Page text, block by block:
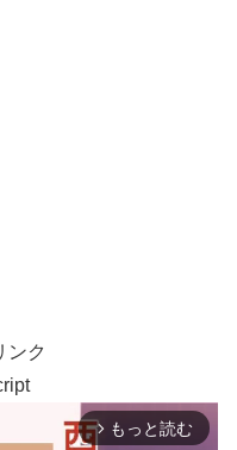
ンク
arrow_forward_ios もっと読む